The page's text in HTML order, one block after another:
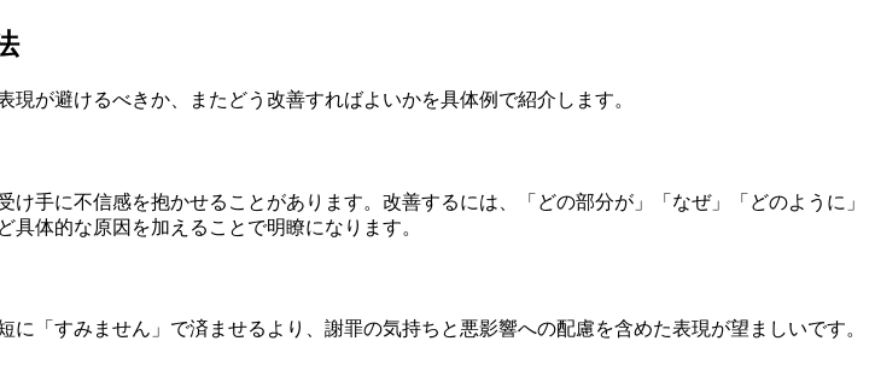
が避けるべきか、またどう改善すればよいかを具体例で紹介します。
手に不信感を抱かせることがあります。改善するには、「どの部分が」「なぜ」「どのように」
体的な原因を加えることで明瞭になります。
「すみません」で済ませるより、謝罪の気持ちと悪影響への配慮を含めた表現が望ましいです。